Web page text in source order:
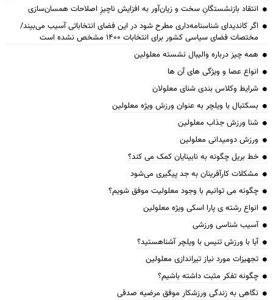
انتقاد بازنشستگانِ سخت و زیان‌آور به افزایش ناچیزِ اصلاحات همسان‌سازی
اگر کاندیدای شناسنامه‌‎داری مطرح شود در این فضای انتخاباتی آسیب می‌بیند/
مختصات فضای سیاسی کشور برای انتخابات ۱۴۰۰ مشخص نشده است
همه چیز درباره والیبال نشسته معلولین
انواع عصا و ویژگی های آن ها
شرایط وکلاس بندی شنای معلولان
بسکتبال با ویلچر به عنوان ورزش ویژه معلولین
شنا ورزش جذاب معلولین
ورزش دومیدانی معلولین
خط بریل چگونه به نابینایان کمک می کند؟
مشکلات کارآفرینان به جد پیگیری می‌شود
چگونه می توانیم با وجود معلولیت موفق شویم؟
انواع رشته ی پارا اسکی ویژه معلولین
آسیب شناسی ورزشی
آیا با ورزش تنیس با ویلچر آشناهستید؟
تجهیزات مورد نیاز تیراندازی معلولین
چگونه تفکر مثبت داشته باشیم؟
نگاهی به زندگی ورزشکار موفق مرضیه صدقی